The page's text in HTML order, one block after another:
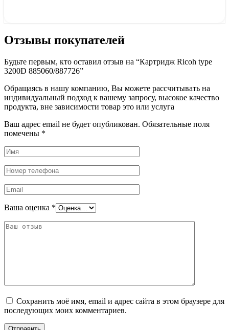
Отзывы покупателей
Будьте первым, кто оставил отзыв на “Картридж Ricoh type
3200D 885060/887726”
Обращаясь в нашу компанию, Вы можете рассчитывать на
индивидуальный подход к вашему запросу, высокое качество
продукта, вне зависимости товар это или услуга
Ваш адрес email не будет опубликован. Обязательные поля
помечены *
Ваша оценка *
Сохранить моё имя, email и адрес сайта в этом браузере для
последующих моих комментариев.